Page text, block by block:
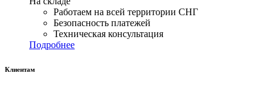
Работаем на всей территории СНГ
Безопасность платежей
Техническая консультация
Подробнее
Клиентам